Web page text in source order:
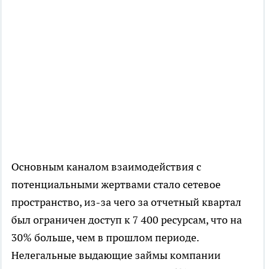
Основным каналом взаимодействия с
потенциальными жертвами стало сетевое
пространство, из-за чего за отчетный квартал
был ограничен доступ к 7 400 ресурсам, что на
30% больше, чем в прошлом периоде.
Нелегальные выдающие займы компании